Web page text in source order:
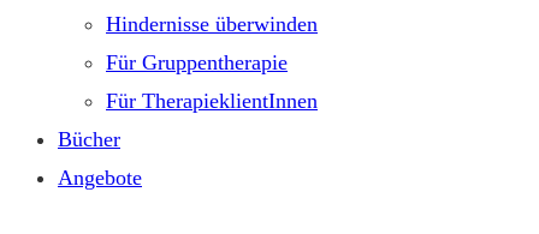
Hindernisse überwinden
Für Gruppentherapie
Für TherapieklientInnen
Bücher
Angebote